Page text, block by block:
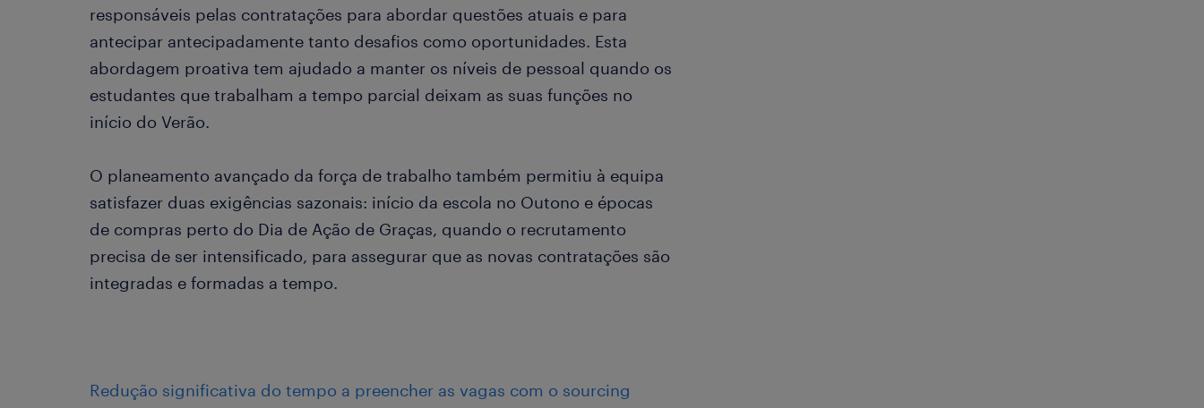
responsáveis pelas contratações para abordar questões atuais e para
antecipar antecipadamente tanto desafios como oportunidades. Esta
abordagem proativa tem ajudado a manter os níveis de pessoal quando os
estudantes que trabalham a tempo parcial deixam as suas funções no
início do Verão.
O planeamento avançado da força de trabalho também permitiu à equipa
satisfazer duas exigências sazonais: início da escola no Outono e épocas
de compras perto do Dia de Ação de Graças, quando o recrutamento
precisa de ser intensificado, para assegurar que as novas contratações são
integradas e formadas a tempo.
Redução significativa do tempo a preencher as vagas com o sourcing